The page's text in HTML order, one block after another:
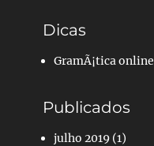
Dicas
GramÃ¡tica online
Publicados
julho 2019 (1)